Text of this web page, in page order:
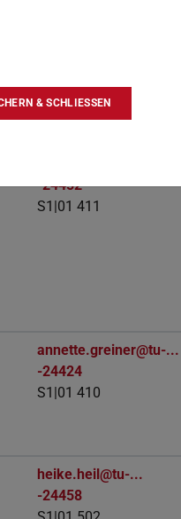
-24452
S1|01 411
annette.greiner@tu-...
-24424
S1|01 410
heike.heil@tu-...
-24458
& SCHLIESSEN